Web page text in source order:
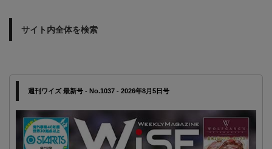
サイト内全体を検索
週刊ワイズ 最新号 - No.1037 - 2026年8月5日号